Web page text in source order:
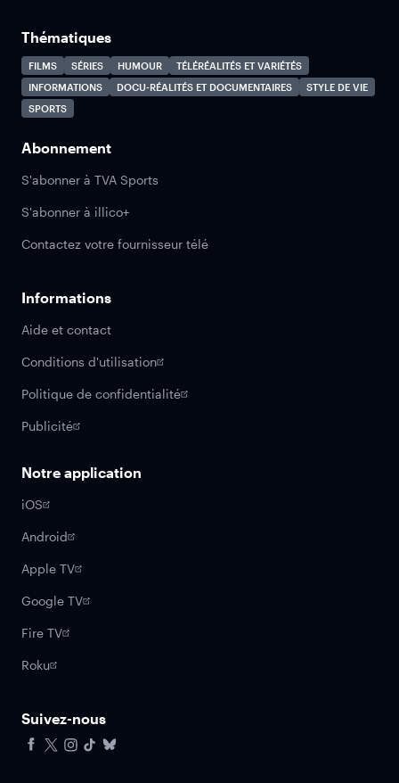
Thématiques
FILMS SÉRIES HUMOUR
TÉLÉRÉALITÉS ET VARIÉTÉS
INFORMATIONS
DOCU-RÉALITÉS ET DOCUMENTAIRES
STYLE DE VIE
SPORTS
Abonnement
S'abonner à TVA Sports
S'abonner à illico+
Contactez votre fournisseur télé
Informations
Aide et contact
Conditions d'utilisation
Politique de confidentialité
Publicité
Notre application
iOS
Android
Apple TV
Google TV
Fire TV
Roku
Suivez-nous